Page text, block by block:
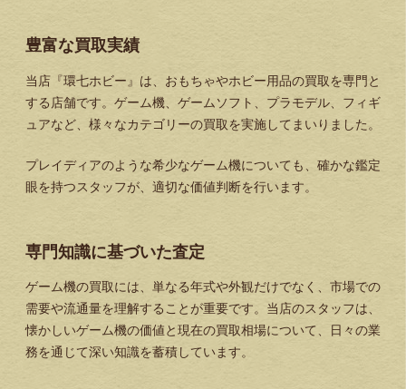
豊富な買取実績
当店『環七ホビー』は、おもちゃやホビー用品の買取を専門と
する店舗です。ゲーム機、ゲームソフト、プラモデル、フィギ
ュアなど、様々なカテゴリーの買取を実施してまいりました。
プレイディアのような希少なゲーム機についても、確かな鑑定
眼を持つスタッフが、適切な価値判断を行います。
専門知識に基づいた査定
ゲーム機の買取には、単なる年式や外観だけでなく、市場での
需要や流通量を理解することが重要です。当店のスタッフは、
懐かしいゲーム機の価値と現在の買取相場について、日々の業
務を通じて深い知識を蓄積しています。